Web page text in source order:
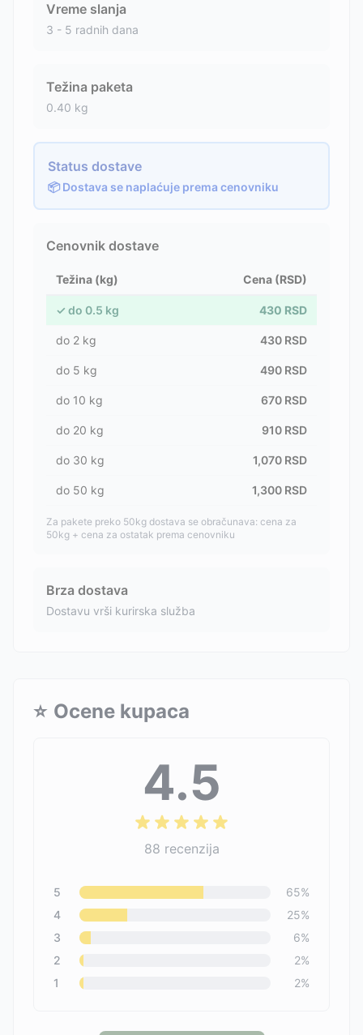
Vreme slanja
3 - 5 radnih dana
Težina paketa
0.40 kg
Status dostave
📦 Dostava se naplaćuje prema cenovniku
Cenovnik dostave
Težina (kg) Cena (RSD)
✓ do 0.5 kg 430 RSD
do 2 kg 430 RSD
do 5 kg 490 RSD
do 10 kg 670 RSD
do 20 kg 910 RSD
do 30 kg 1,070 RSD
do 50 kg 1,300 RSD
Za pakete preko 50kg dostava se obračunava: cena za
50kg + cena za ostatak prema cenovniku
Brza dostava
Dostavu vrši kurirska služba
⭐ Ocene kupaca
4.5
88 recenzija
5 65%
4
25%
3
6%
2
2%
1
2%